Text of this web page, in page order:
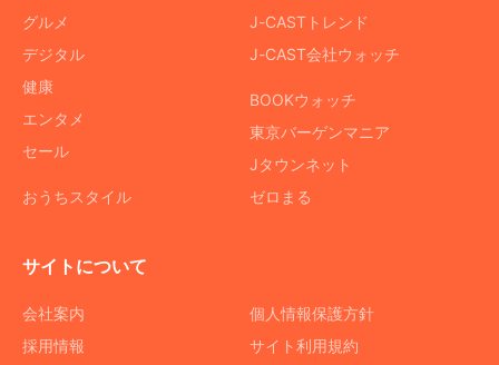
グルメ
デジタル
健康
エンタメ
セール
おうちスタイル
J-CASTトレンド
J-CAST会社ウォッチ
BOOKウォッチ
東京バーゲンマニア
Jタウンネット
ゼロまる
サイトについて
会社案内
採用情報
個人情報保護方針
サイト利用規約